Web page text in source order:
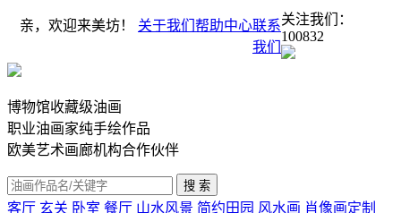
亲，欢迎来美坊！ 关于我们 帮助中心联系
我们
关注我们：
100832
博物馆收藏级油画
职业油画家纯手绘作品
欧美艺术画廊机构合作伙伴
客厅 玄关 卧室 餐厅 山水风景 简约田园 风水画 肖像画定制